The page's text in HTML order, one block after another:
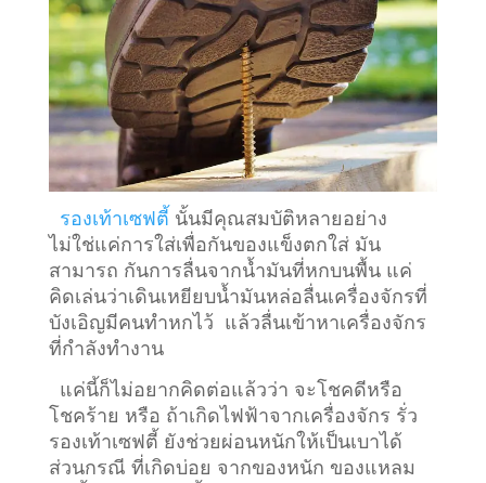
รองเท้าเซฟตี้ นั้นมีคุณสมบัติหลายอย่าง
ไม่ใช่แค่การใส่เพื่อกันของแข็งตกใส่ มัน
สามารถ กันการลื่นจากน้ำมันที่หกบนพื้น แค่
คิดเล่นว่าเดินเหยียบน้ำมันหล่อลื่นเครื่องจักรที่
บังเอิญมีคนทำหกไว้ แล้วลื่นเข้าหาเครื่องจักร
ที่กำลังทำงาน
แค่นี้ก็ไม่อยากคิดต่อแล้วว่า จะโชคดีหรือ
โชคร้าย หรือ ถ้าเกิดไฟฟ้าจากเครื่องจักร รั่ว
รองเท้าเซฟตี้ ยังช่วยผ่อนหนักให้เป็นเบาได้
ส่วนกรณี ที่เกิดบ่อย จากของหนัก ของแหลม